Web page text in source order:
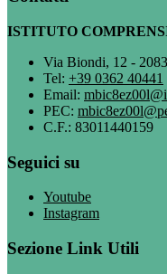
ISTITUTO
Via Biondi, 12 -
Tel: +39 0362 40441
Email:
PEC:
C.F.: 83011440159
Seguici su
Youtube
Instagram
Sezione Link Utili